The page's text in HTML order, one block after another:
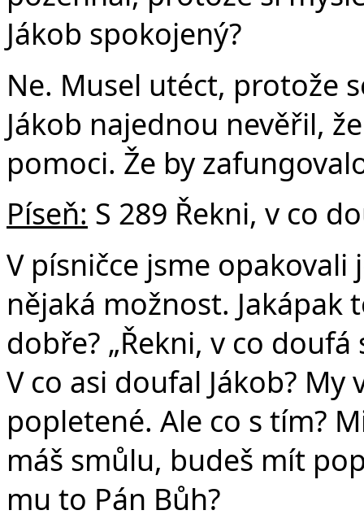
Jákob spokojený?
Ne. Musel utéct, protože
Jákob najednou nevěřil,
pomoci. Že by
Píseň: S 289 Řekni, v co
V písničce jsme opakovali
nějaká možnost. Jakápak
dobře? „Řekni, v co
V co asi doufal Jákob?
popletené. Ale co s tím?
máš smůlu, budeš mít
mu to Pán Bůh?